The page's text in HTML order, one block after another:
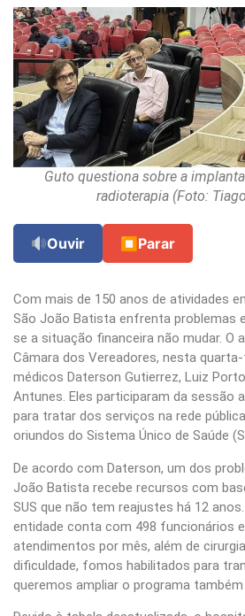
Guto questiona sobre a
radioterapia (Foto:
Ouvir ⏹ Parar
Com mais de 150 anos de atividades
São João Batista enfrenta problemas
se a situação financeira não mudar. O
Câmara dos Vereadores, nesta
médicos Daterson Gutierrez, Luiz
Antunes. Eles participaram da sessão
para tratar dos serviços na rede
oriundos do Sistema Único de Saúde
De acordo com Daterson, um dos
João Batista recebe recursos com
SUS que não tem reajustes há 12
entidade conta com 498 funcionários
atendimentos por mês, além de
dificuldade, fomos habilitados para
queremos ampliar o programa